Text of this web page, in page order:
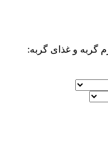
گربه و غذای گربه: